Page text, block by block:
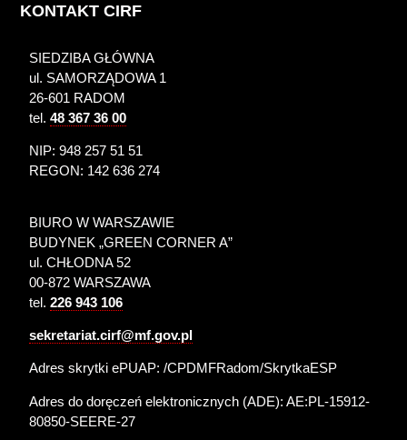
KONTAKT CIRF
SIEDZIBA GŁÓWNA
ul. SAMORZĄDOWA 1
26-601 RADOM
tel.48 367 36 00
NIP: 948 257 51 51
REGON: 142 636 274
BIURO W WARSZAWIE
BUDYNEK „GREEN CORNER A”
ul. CHŁODNA 52
00-872 WARSZAWA
tel.226 943 106
sekretariat.cirf@mf.gov.pl
Adres skrytki ePUAP: /CPDMFRadom/SkrytkaESP
Adres do doręczeń elektronicznych (ADE):AE:PL-15912-
80850-SEERE-27